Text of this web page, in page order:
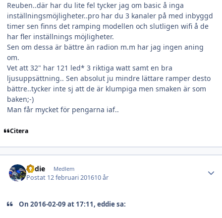
Reuben..där har du lite fel tycker jag om basic å inga
inställningsmöjligheter..pro har du 3 kanaler på med inbyggd
timer sen finns det ramping modellen och slutligen wifi å de
har fler inställnings möjligheter.
Sen om dessa är bättre än radion m.m har jag ingen aning
om.
Vet att 32" har 121 led* 3 riktiga watt samt en bra
ljusuppsättning.. Sen absolut ju mindre lättare ramper desto
bättre..tycker inte sj att de är klumpiga men smaken är som
baken;-)
Man får mycket för pengarna iaf..
Citera
eddie Medlem
Postat 12 februari 201610 år
On 2016-02-09 at 17:11, eddie sa: